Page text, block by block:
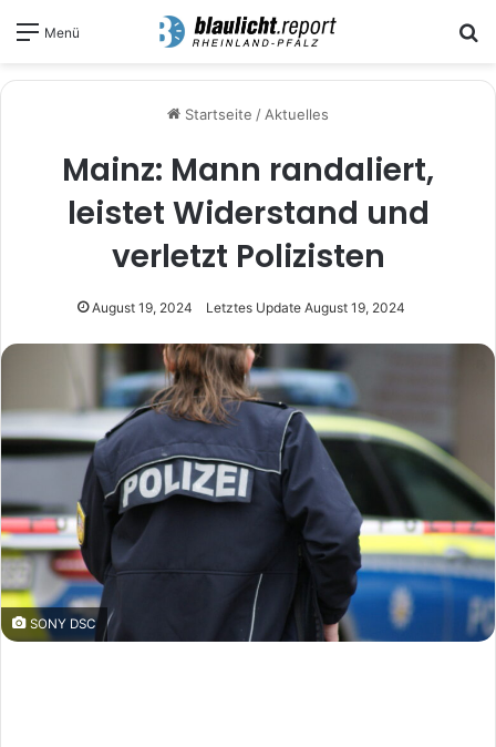
Menü
Startseite / Aktuelles
Mainz: Mann randaliert,
leistet Widerstand und
verletzt Polizisten
August 19, 2024 Letztes Update August 19, 2024
SONY DSC